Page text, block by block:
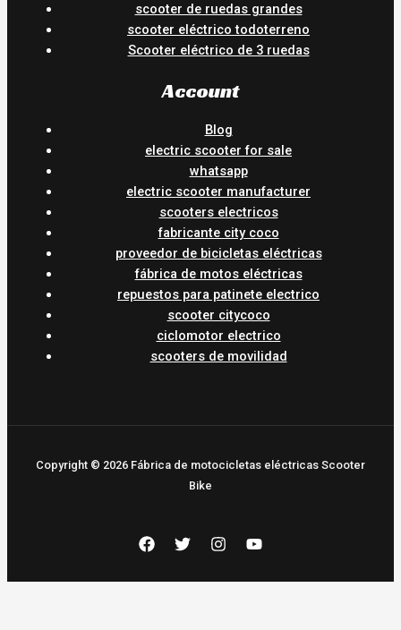
scooter de ruedas grandes
scooter eléctrico todoterreno
Scooter eléctrico de 3 ruedas
Account
Blog
electric scooter for sale
whatsapp
electric scooter manufacturer
scooters electricos
fabricante city coco
proveedor de bicicletas eléctricas
fábrica de motos eléctricas
repuestos para patinete electrico
scooter citycoco
ciclomotor electrico
scooters de movilidad
Copyright © 2026 Fábrica de motocicletas eléctricas Scooter
Bike